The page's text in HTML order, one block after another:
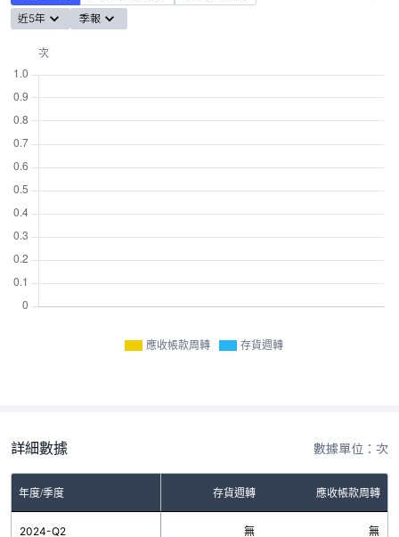
近5年 季報
應收帳款周轉 存貨週轉
詳細數據 數據單位：次
年度/季度 存貨週轉 應收帳款周轉
2024-Q2 無 無